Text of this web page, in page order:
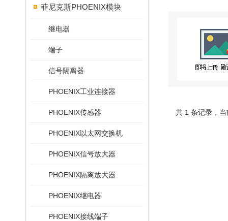
菲尼克斯PHOENIX模块
继电器
端子
信号隔离器
PHOENIX工业连接器
PHOENIX传感器
PHOENIX以太网交换机
PHOENIX信号放大器
PHOENIX隔离放大器
PHOENIX继电器
PHOENIX接线端子
共 1 条记录，